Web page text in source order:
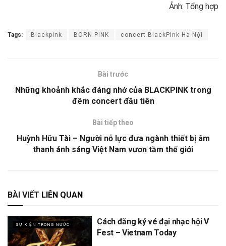
Ảnh: Tổng hợp
Tags: Blackpink BORN PINK concert BlackPink Hà Nội
Bài trước
Những khoảnh khắc đáng nhớ của BLACKPINK trong
đêm concert đầu tiên
Bài tiếp theo
Huỳnh Hữu Tài – Người nỗ lực đưa ngành thiết bị âm
thanh ánh sáng Việt Nam vươn tầm thế giới
BÀI VIẾT LIÊN QUAN
SỰ KIỆN TRONG NƯỚC
Cách đăng ký vé đại nhạc hội V
Fest – Vietnam Today